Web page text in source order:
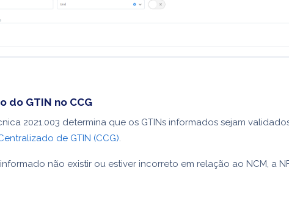
do GTIN no CCG
2021.003 determina que os GTINs informados sejam
de GTIN (CCG)
informado não existir ou estiver incorreto em relação ao NCM, a